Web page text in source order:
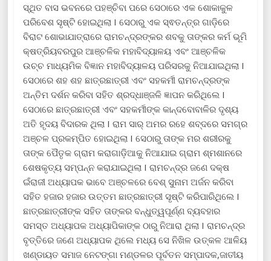
ସ୍ଥିତ ବାସ ଭବନରେ ପହଞ୍ଚିବା ପରେ ସେଠାରେ ଏକ ଶୋକାକୁଳ
ପରିବେଶ ସୃଷ୍ଟି ହୋଇଥିଲା I ସେଠାରୁ ଏକ ସ୍ଵତନ୍ତ୍ର ଗାଡ଼ିରେ
ବିରାଟ ଶୋଭାଯାତ୍ରାରେ ରାମଚନ୍ଦ୍ରଙ୍କର ଶବକୁ ତାଙ୍କର କର୍ମ ଭୂମି
କ୍ଷତ୍ରିୟବରପୁର ଆଞ୍ଚଳିକ ମହାବିଦ୍ୟାଳୟ ଏବଂ ଆଞ୍ଚଳିକ
ଉଚ୍ଚ ମାଧ୍ୟମିକ ବିଜ୍ଞାନ ମହାବିଦ୍ୟାଳୟ ପରିସରକୁ ନିଆଯାଇଥିଲା I
ସେଠାରେ ଶହ ଶହ ଛାତ୍ରଛାତ୍ରୀ ଏବଂ ସହକର୍ମୀ ରାମଚନ୍ଦ୍ରଙ୍କ
ଅନ୍ତିମ ଦର୍ଶନ କରିବା ସହିତ ଶ୍ରଦ୍ଧାଞ୍ଜଳି ଜ୍ଞାପନ କରିଥିଲେ I
ସେଠାରେ ଛାତ୍ରଛାତ୍ରୀ ଏବଂ ସହକର୍ମୀଙ୍କ କାନ୍ଦବୋବାଳିର ଦୃଶ୍ୟ
ଅତି ହୃଦୟ ବିଦାରକ ଥିଲା I ରାମ ସାର୍ ଅମର ରହେ ଶବ୍ଦରେ ସମଗ୍ର
ଅଞ୍ଚଳ ପ୍ରକମ୍ପିତ ହୋଇଥିଲା I ସେଠାରୁ ତାଙ୍କ ମର ଶରୀରକୁ
ତାଙ୍କ ପୈତୃକ ଗ୍ରାମ କରାଗାଡ଼ିଆକୁ ନିଆଯାଇ ଗ୍ରାମ ଶ୍ମଶାନରେ
ଶେଷକୃତ୍ୟ ସମ୍ପନ୍ନ କରାଯାଇଥିଲା I ରାମଚନ୍ଦ୍ର ଜଣେ ଦକ୍ଷ
ଇଁରାଜୀ ଅଧ୍ୟାପକ ଭାବେ ଅଞ୍ଚଳରେ ବେଶ୍ ସୁନାମ ଅର୍ଜନ କରିବା
ସହିତ ହଜାର ହଜାର ଉତ୍ତମ ଛାତ୍ରଛାତ୍ରୀ ସୃଷ୍ଟି କରିପାରିଥିଲେ I
ଛାତ୍ରଛାତ୍ରୀଙ୍କ ସହିତ ତାଙ୍କର ବନ୍ଧୁତ୍ୱପୂର୍ଣ୍ଣ ବ୍ୟବହାର
ସମସ୍ତ ଅଧ୍ୟାପକ ଅଧ୍ୟାପିକାଙ୍କ ଠାରୁ ନିଆରା ଥିଲା I ରାମଚନ୍ଦ୍ର
ବୃତ୍ତିରେ ଜଣେ ଅଧ୍ୟାପକ ଥିଲେ ମଧ୍ୟ ସେ ନିଖିଳ ଉତ୍କଳ ଆଳିୟ
ଖଣ୍ଡାୟତ ସମାଜ ନେଟଙ୍ଗା ମଣ୍ଡଳର ପୂର୍ବତନ ସମ୍ପାଦକ,ଜାତୀୟ